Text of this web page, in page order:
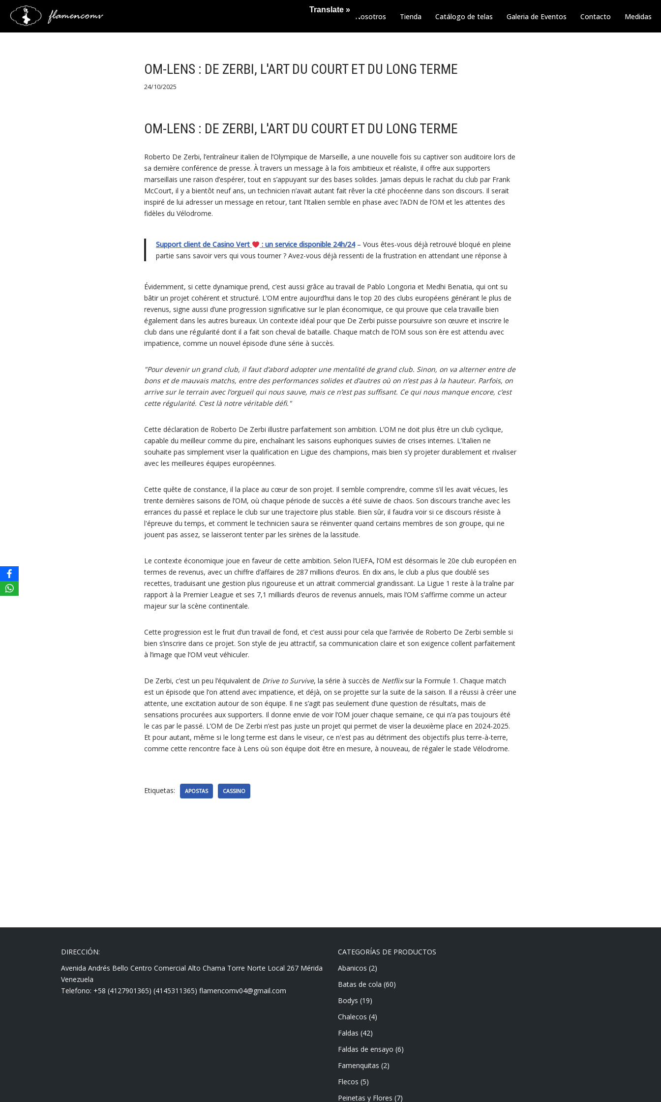
Saltar
Nosotros Tienda Catálogo de telas Galeria de Eventos Contacto Medidas
OM-LENS : DE ZERBI, L'ART DU COURT ET DU LONG TERME
24/10/2025
OM-LENS : DE ZERBI, L'ART DU COURT ET DU LONG TERME
Roberto De Zerbi, l’entraîneur italien de l’Olympique de Marseille, a une nouvelle fois su captiver son auditoire lors de
sa dernière conférence de presse. À travers un message à la fois ambitieux et réaliste, il offre aux supporters
marseillais une raison d’espérer, tout en s’appuyant sur des bases solides. Jamais depuis le rachat du club par Frank
McCourt, il y a bientôt neuf ans, un technicien n’avait autant fait rêver la cité phocéenne dans son discours. Il serait
inspiré de lui adresser un message en retour, tant l’Italien semble en phase avec l’ADN de l’OM et les attentes des
fidèles du Vélodrome.
Support client de Casino Vert : un service disponible 24h/24– Vous êtes-vous déjà retrouvé bloqué en pleine
partie sans savoir vers qui vous tourner ? Avez-vous déjà ressenti de la frustration en attendant une réponse à
Évidemment, si cette dynamique prend, c’est aussi grâce au travail de Pablo Longoria et Medhi Benatia, qui ont su
bâtir un projet cohérent et structuré. L’OM entre aujourd’hui dans le top 20 des clubs européens générant le plus de
revenus, signe aussi d’une progression significative sur le plan économique, ce qui prouve que cela travaille bien
également dans les autres bureaux. Un contexte idéal pour que De Zerbi puisse poursuivre son œuvre et inscrire le
club dans une régularité dont il a fait son cheval de bataille. Chaque match de l’OM sous son ère est attendu avec
impatience, comme un nouvel épisode d’une série à succès.
"Pour devenir un grand club, il faut d’abord adopter une mentalité de grand club. Sinon, on va alterner entre de
bons et de mauvais matchs, entre des performances solides et d’autres où on n’est pas à la hauteur. Parfois, on
arrive sur le terrain avec l’orgueil qui nous sauve, mais ce n’est pas suffisant. Ce qui nous manque encore, c’est
cette régularité. C’est là notre véritable défi."
Cette déclaration de Roberto De Zerbi illustre parfaitement son ambition. L’OM ne doit plus être un club cyclique,
capable du meilleur comme du pire, enchaînant les saisons euphoriques suivies de crises internes. L’Italien ne
souhaite pas simplement viser la qualification en Ligue des champions, mais bien s’y projeter durablement et rivaliser
avec les meilleures équipes européennes.
Cette quête de constance, il la place au cœur de son projet. Il semble comprendre, comme s’il les avait vécues, les
trente dernières saisons de l’OM, où chaque période de succès a été suivie de chaos. Son discours tranche avec les
errances du passé et replace le club sur une trajectoire plus stable. Bien sûr, il faudra voir si ce discours résiste à
l'épreuve du temps, et comment le technicien saura se réinventer quand certains membres de son groupe, qui ne
jouent pas assez, se laisseront tenter par les sirènes de la lassitude.
Le contexte économique joue en faveur de cette ambition. Selon l’UEFA, l’OM est désormais le 20e club européen en
termes de revenus, avec un chiffre d’affaires de 287 millions d’euros. En dix ans, le club a plus que doublé ses
recettes, traduisant une gestion plus rigoureuse et un attrait commercial grandissant. La Ligue 1 reste à la traîne par
rapport à la Premier League et ses 7,1 milliards d’euros de revenus annuels, mais l’OM s’affirme comme un acteur
majeur sur la scène continentale.
Cette progression est le fruit d’un travail de fond, et c’est aussi pour cela que l’arrivée de Roberto De Zerbi semble si
bien s’inscrire dans ce projet. Son style de jeu attractif, sa communication claire et son exigence collent parfaitement
à l’image que l’OM veut véhiculer.
De Zerbi, c’est un peu l’équivalent de Drive to Survive, la série à succès de Netflixsur la Formule 1. Chaque match
est un épisode que l’on attend avec impatience, et déjà, on se projette sur la suite de la saison. Il a réussi à créer une
attente, une excitation autour de son équipe. Il ne s’agit pas seulement d’une question de résultats, mais de
sensations procurées aux supporters. Il donne envie de voir l’OM jouer chaque semaine, ce qui n’a pas toujours été
le cas par le passé. L’OM de De Zerbi n’est pas juste un projet qui permet de viser la deuxième place en 2024-2025.
Et pour autant, même si le long terme est dans le viseur, ce n'est pas au détriment des objectifs plus terre-à-terre,
comme cette rencontre face à Lens où son équipe doit être en mesure, à nouveau, de régaler le stade Vélodrome.
Etiquetas: APOSTAS CASSINO
DIRECCIÓN:
Avenida Andrés Bello Centro Comercial Alto Chama Torre Norte Local 267 Mérida
Venezuela
Telefono: +58 (4127901365) (4145311365) flamencomv04@gmail.com
CATEGORÍAS DE PRODUCTOS
Abanicos (2)
Batas de cola (60)
Bodys (19)
Chalecos (4)
Faldas (42)
Faldas de ensayo (6)
Famenquitas (2)
Flecos (5)
Peinetas y Flores (7)
Translate »